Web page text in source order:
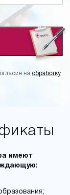
на обработку
имеют